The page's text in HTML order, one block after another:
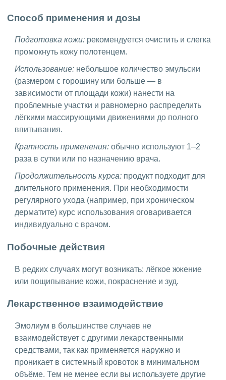
Способ применения и дозы
Подготовка кожи: рекомендуется очистить и слегка
промокнуть кожу полотенцем.
Использование: небольшое количество эмульсии
(размером с горошину или больше — в
зависимости от площади кожи) нанести на
проблемные участки и равномерно распределить
лёгкими массирующими движениями до полного
впитывания.
Кратность применения: обычно используют 1–2
раза в сутки или по назначению врача.
Продолжительность курса: продукт подходит для
длительного применения. При необходимости
регулярного ухода (например, при хроническом
дерматите) курс использования оговаривается
индивидуально с врачом.
Побочные действия
В редких случаях могут возникать: лёгкое жжение
или пощипывание кожи, покраснение и зуд.
Лекарственное взаимодействие
Эмолиум в большинстве случаев не
взаимодействует с другими лекарственными
средствами, так как применяется наружно и
проникает в системный кровоток в минимальном
объёме. Тем не менее если вы используете другие